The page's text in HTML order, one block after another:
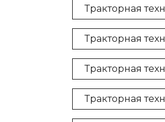
Тракторная
Тракторная
Тракторная
Тракторная